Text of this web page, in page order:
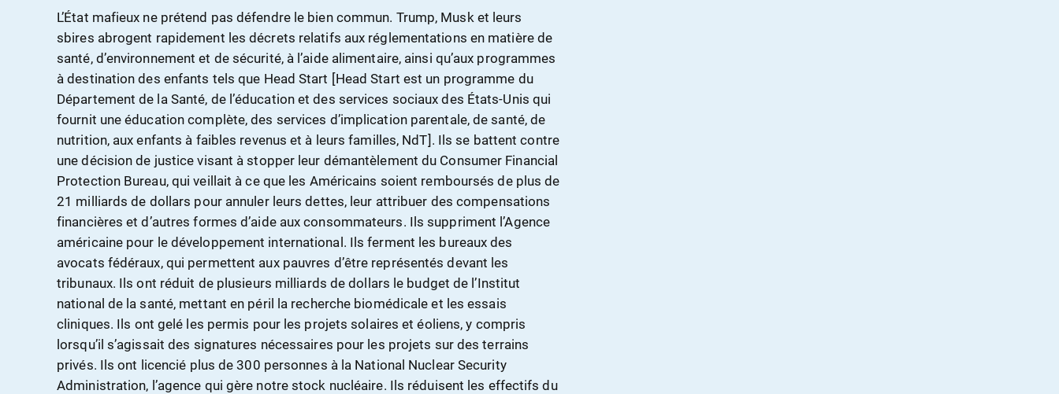
L’État mafieux ne prétend pas défendre le bien commun. Trump, Musk et leurs
sbires abrogent rapidement les décrets relatifs aux réglementations en matière de
santé, d’environnement et de sécurité, à l’aide alimentaire, ainsi qu’aux programmes
à destination des enfants tels que Head Start [Head Start est un programme du
Département de la Santé, de l’éducation et des services sociaux des États-Unis qui
fournit une éducation complète, des services d’implication parentale, de santé, de
nutrition, aux enfants à faibles revenus et à leurs familles, NdT]. Ils se battent contre
une décision de justice visant à stopper leur démantèlement du Consumer Financial
Protection Bureau, qui veillait à ce que les Américains soient remboursés de plus de
21 milliards de dollars pour annuler leurs dettes, leur attribuer des compensations
financières et d’autres formes d’aide aux consommateurs. Ils suppriment l’Agence
américaine pour le développement international. Ils ferment les bureaux des
avocats fédéraux, qui permettent aux pauvres d’être représentés devant les
tribunaux. Ils ont réduit de plusieurs milliards de dollars le budget de l’Institut
national de la santé, mettant en péril la recherche biomédicale et les essais
cliniques. Ils ont gelé les permis pour les projets solaires et éoliens, y compris
lorsqu’il s’agissait des signatures nécessaires pour les projets sur des terrains
privés. Ils ont licencié plus de 300 personnes à la National Nuclear Security
Administration, l’agence qui gère notre stock nucléaire. Ils réduisent les effectifs du